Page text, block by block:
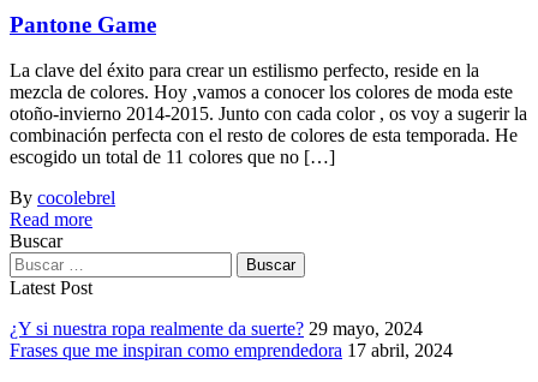
Pantone Game
La clave del éxito para crear un estilismo perfecto, reside en la
mezcla de colores. Hoy ,vamos a conocer los colores de moda este
otoño-invierno 2014-2015. Junto con cada color , os voy a sugerir la
combinación perfecta con el resto de colores de esta temporada. He
escogido un total de 11 colores que no […]
By cocolebrel
Read more
Buscar
Latest Post
¿Y si nuestra ropa realmente da suerte? 29 mayo, 2024
Frases que me inspiran como emprendedora 17 abril, 2024